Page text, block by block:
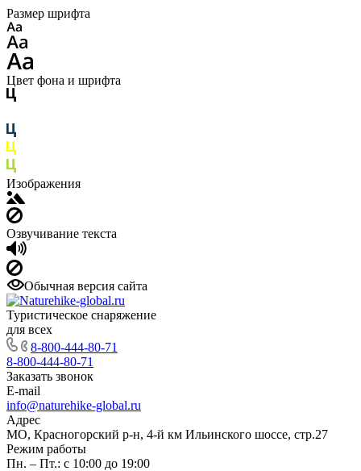
Размер шрифта
Цвет фона и шрифта
Изображения
Озвучивание текста
Обычная версия сайта
Туристическое снаряжение
для всех
8-800-444-80-71
8-800-444-80-71
Заказать звонок
E-mail
info@naturehike-global.ru
Адрес
МО, Красногорский р-н, 4-й км Ильинского шоссе, стр.27
Режим работы
Пн. – Пт.: с 10:00 до 19:00